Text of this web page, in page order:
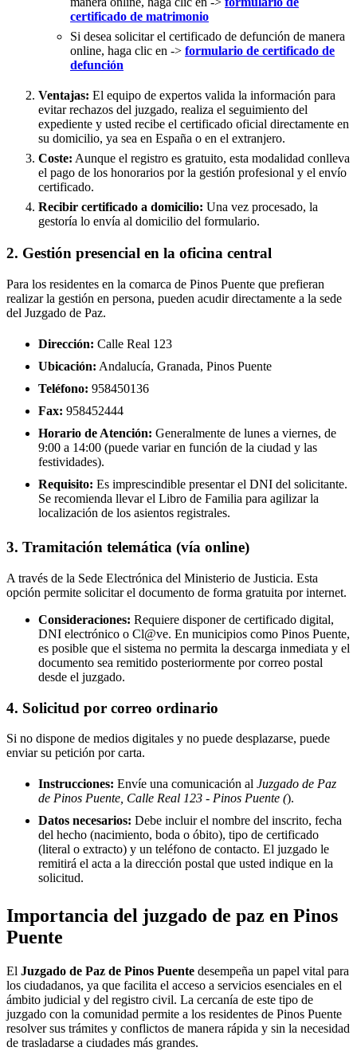
certificado de matrimonio
Si desea solicitar el certificado de defunción de manera
online, haga clic en -> formulario de certificado de
defunción
Ventajas: El equipo de expertos valida la información para
evitar rechazos del juzgado, realiza el seguimiento del
expediente y usted recibe el certificado oficial directamente en
su domicilio, ya sea en España o en el extranjero.
Coste: Aunque el registro es gratuito, esta modalidad conlleva
el pago de los honorarios por la gestión profesional y el envío
certificado.
Recibir certificado a domicilio: Una vez procesado, la
gestoría lo envía al domicilio del formulario.
2. Gestión presencial en la oficina central
Para los residentes en la comarca de Pinos Puente que prefieran
realizar la gestión en persona, pueden acudir directamente a la sede
del Juzgado de Paz.
Dirección: Calle Real 123
Ubicación: Andalucía, Granada, Pinos Puente
Teléfono: 958450136
Fax: 958452444
Horario de Atención: Generalmente de lunes a viernes, de
9:00 a 14:00 (puede variar en función de la ciudad y las
festividades).
Requisito: Es imprescindible presentar el DNI del solicitante.
Se recomienda llevar el Libro de Familia para agilizar la
localización de los asientos registrales.
3. Tramitación telemática (vía online)
A través de la Sede Electrónica del Ministerio de Justicia. Esta
opción permite solicitar el documento de forma gratuita por internet.
Consideraciones: Requiere disponer de certificado digital,
DNI electrónico o Cl@ve. En municipios como Pinos Puente,
es posible que el sistema no permita la descarga inmediata y el
documento sea remitido posteriormente por correo postal
desde el juzgado.
4. Solicitud por correo ordinario
Si no dispone de medios digitales y no puede desplazarse, puede
enviar su petición por carta.
Instrucciones: Envíe una comunicación al Juzgado de Paz
de Pinos Puente, Calle Real 123 - Pinos Puente ().
Datos necesarios: Debe incluir el nombre del inscrito, fecha
del hecho (nacimiento, boda o óbito), tipo de certificado
(literal o extracto) y un teléfono de contacto. El juzgado le
remitirá el acta a la dirección postal que usted indique en la
solicitud.
Importancia del juzgado de paz en Pinos
Puente
El Juzgado de Paz de Pinos Puente desempeña un papel vital para
los ciudadanos, ya que facilita el acceso a servicios esenciales en el
ámbito judicial y del registro civil. La cercanía de este tipo de
juzgado con la comunidad permite a los residentes de Pinos Puente
resolver sus trámites y conflictos de manera rápida y sin la necesidad
de trasladarse a ciudades más grandes.